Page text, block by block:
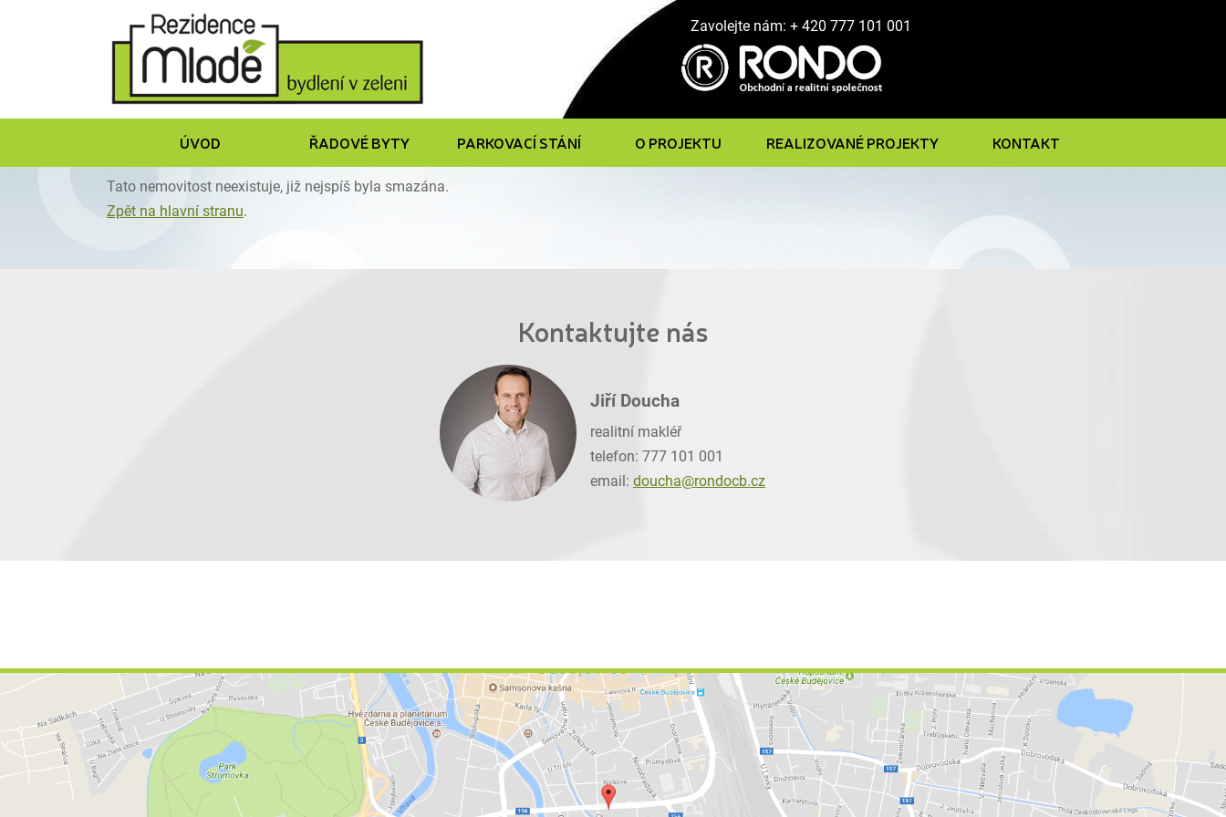
Zavolejte nám: + 420 777 101 001
ÚVOD ŘADOVÉ BYTY PARKOVACÍ STÁNÍ O PROJEKTU REALIZOVANÉ PROJEKTY KONTAKT
Tato nemovitost neexistuje, již nejspíš byla smazána.
Zpět na hlavní stranu.
Kontaktujte nás
Jiří Doucha
realitní makléř
telefon: 777 101 001
email: doucha@rondocb.cz